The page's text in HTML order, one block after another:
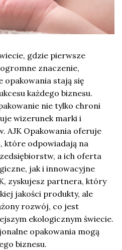
gdzie pierwsze
znaczenie,
opakowania stają się
każdego biznesu.
nie tylko chroni
wizerunek marki i
AJK Opakowania oferuje
które odpowiadają na
a ich oferta
jak i innowacyjne
zyskujesz partnera, który
jakości produkty, ale
rozwój, co jest
ekologicznym świecie.
opakowania mogą
biznesu.